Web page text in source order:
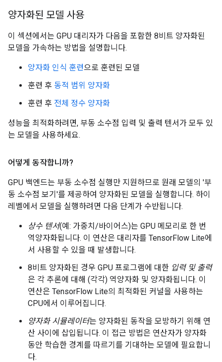
양자화된 모델 사용
이 섹션에서는 GPU 대리자가 다음을 포함한 8비트 양자화된
모델을 가속하는 방법을 설명합니다.
양자화 인식 훈련으로 훈련된 모델
훈련 후 동적 범위 양자화
훈련 후 전체 정수 양자화
성능을 최적화하려면, 부동 소수점 입력 및 출력 텐서가 모두 있
는 모델을 사용하세요.
어떻게 동작합니까?
GPU 백엔드는 부동 소수점 실행만 지원하므로 원래 모델의 '부
동 소수점 보기'를 제공하여 양자화된 모델을 실행합니다. 하이
레벨에서 모델을 실행하려면 다음 단계가 수반됩니다.
상수 텐서(예: 가중치/바이어스)는 GPU 메모리로 한 번
역양자화됩니다. 이 연산은 대리자를 TensorFlow Lite에
서 사용할 수 있을 때 발생합니다.
8비트 양자화된 경우 GPU 프로그램에 대한 입력 및 출력
은 각 추론에 대해 (각각) 역양자화 및 양자화됩니다. 이
연산은 TensorFlow Lite의 최적화된 커널을 사용하는
CPU에서 이루어집니다.
양자화 시뮬레이터는 양자화된 동작을 모방하기 위해 연
산 사이에 삽입됩니다. 이 접근 방법은 연산자가 양자화
동안 학습한 경계를 따르기를 기대하는 모델에 필요합니
다.